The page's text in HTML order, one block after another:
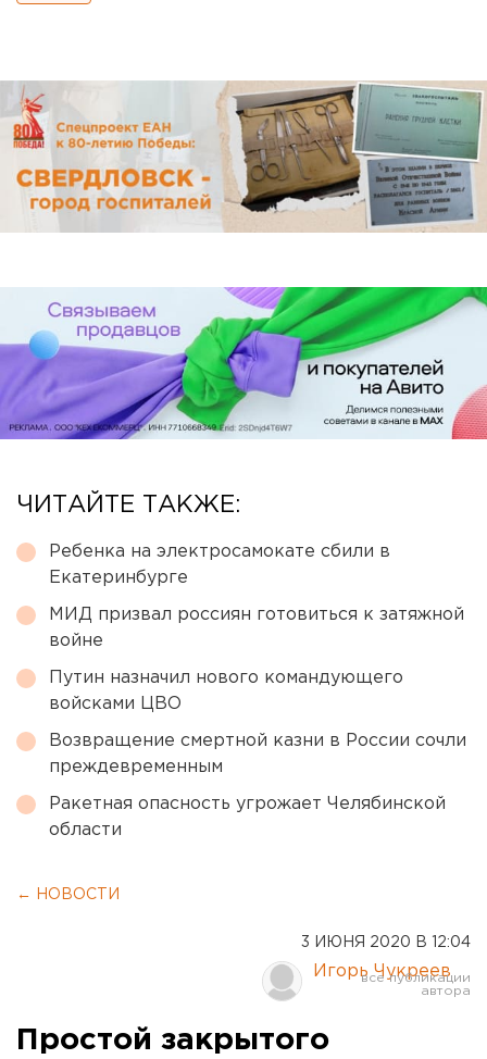
ЧИТАЙТЕ ТАКЖЕ:
Ребенка на электросамокате сбили в
Екатеринбурге
МИД призвал россиян готовиться к затяжной
войне
Путин назначил нового командующего
войсками ЦВО
Возвращение смертной казни в России сочли
преждевременным
Ракетная опасность угрожает Челябинской
области
← НОВОСТИ
3 ИЮНЯ 2020 В 12:04
Игорь Чукреев
Простой закрытого